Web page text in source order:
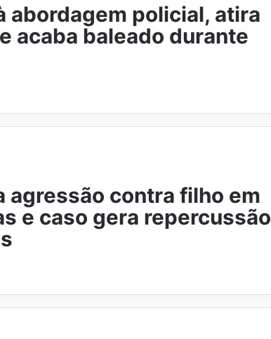
abordagem policial, atira
acaba baleado durante
agressão contra filho em
e caso gera repercussão